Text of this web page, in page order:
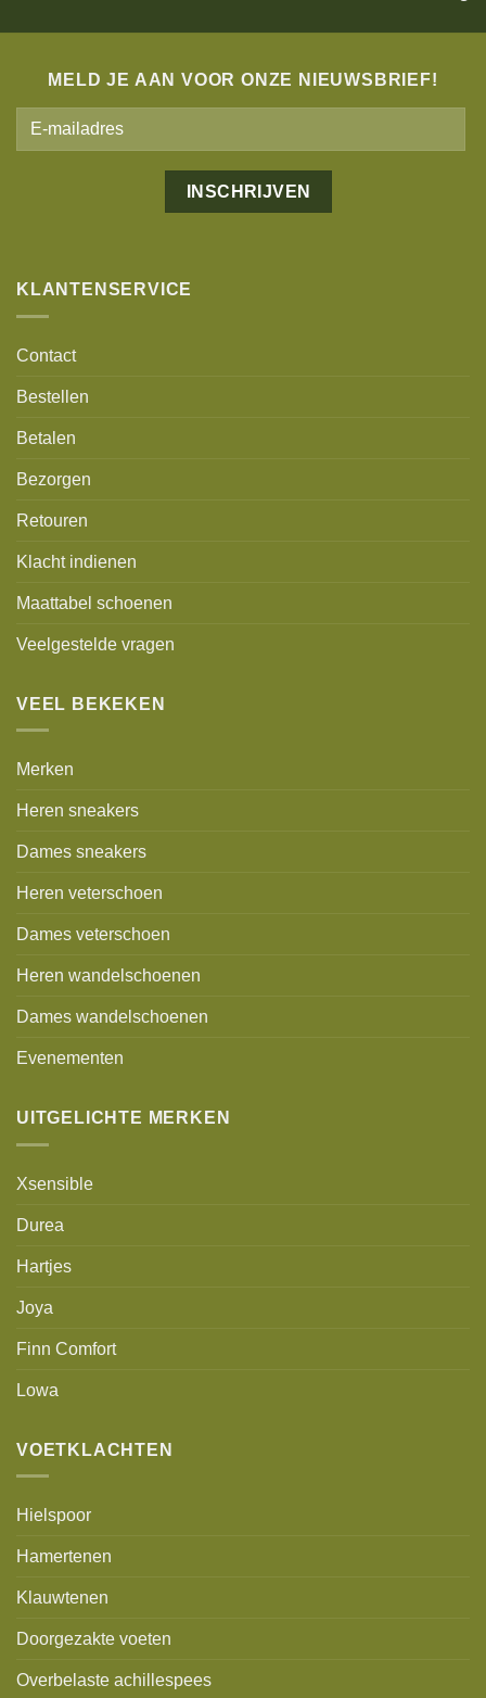
MELD JE AAN VOOR ONZE NIEUWSBRIEF!
KLANTENSERVICE
Contact
Bestellen
Betalen
Bezorgen
Retouren
Klacht indienen
Maattabel schoenen
Veelgestelde vragen
VEEL BEKEKEN
Merken
Heren sneakers
Dames sneakers
Heren veterschoen
Dames veterschoen
Heren wandelschoenen
Dames wandelschoenen
Evenementen
UITGELICHTE MERKEN
Xsensible
Durea
Hartjes
Joya
Finn Comfort
Lowa
VOETKLACHTEN
Hielspoor
Hamertenen
Klauwtenen
Doorgezakte voeten
Overbelaste achillespees